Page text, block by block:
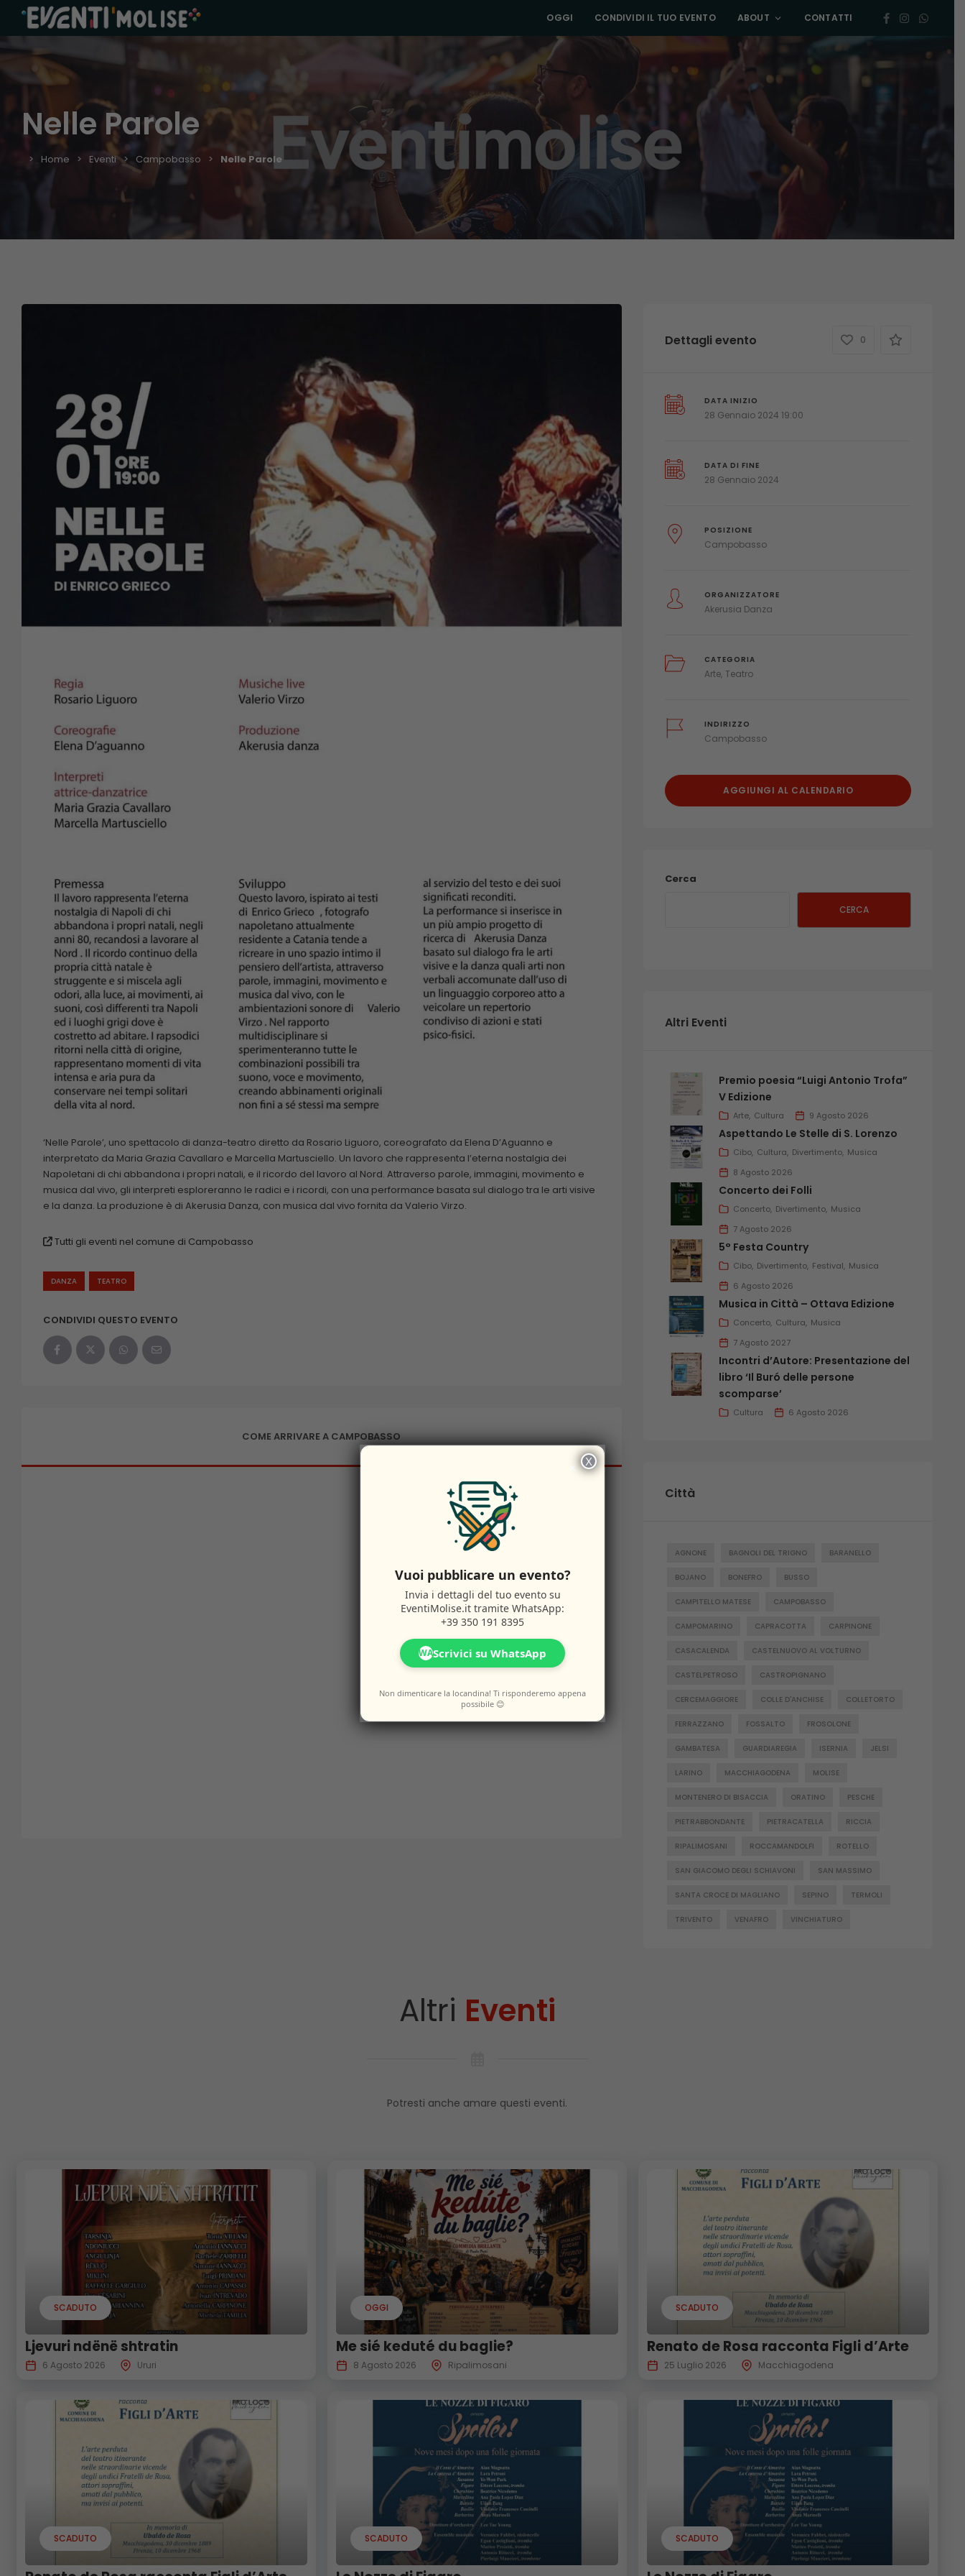
OGGI CONDIVIDI IL TUO EVENTO ABOUT CONTATTI
Nelle Parole
Home Eventi Campobasso Nelle Parole
‘Nelle Parole’, uno spettacolo di danza-teatro diretto da Rosario Liguoro, coreografato da Elena D’Aguanno e
interpretato da Maria Grazia Cavallaro e Marcella Martusciello. Un lavoro che rappresenta l’eterna nostalgia dei
Napoletani di chi abbandona i propri natali, e il ricordo del lavoro al Nord. Attraverso parole, immagini, movimento e
musica dal vivo, gli interpreti esploreranno le radici e i ricordi, con una performance basata sul dialogo tra le arti visive
e la danza. La produzione è di Akerusia Danza, con musica dal vivo fornita da Valerio Virzo.
Tutti gli eventi nel comune di Campobasso
DANZA TEATRO
CONDIVIDI QUESTO EVENTO
COME ARRIVARE A CAMPOBASSO
Dettagli evento 0
DATA INIZIO
28 Gennaio 2024 19:00
DATA DI FINE
28 Gennaio 2024
POSIZIONE
Campobasso
ORGANIZZATORE
Akerusia Danza
CATEGORIA
Arte Teatro
INDIRIZZO
Campobasso
AGGIUNGI AL CALENDARIO
Cerca
CERCA
Altri Eventi
Premio poesia “Luigi Antonio Trofa”
V Edizione
Arte Cultura 9 Agosto 2026
Aspettando Le Stelle di S. Lorenzo
Cibo Cultura Divertimento Musica
8 Agosto 2026
Concerto dei Folli
Concerto Divertimento Musica
7 Agosto 2026
5° Festa Country
Cibo Divertimento Festival Musica
6 Agosto 2026
Musica in Città – Ottava Edizione
Concerto Cultura Musica
7 Agosto 2027
Incontri d’Autore: Presentazione del
libro ‘Il Buró delle persone
scomparse’
Cultura 6 Agosto 2026
Città
AGNONE BAGNOLI DEL TRIGNO BARANELLO
BOJANO BONEFRO BUSSO
CAMPITELLO MATESE CAMPOBASSO
CAMPOMARINO CAPRACOTTA CARPINONE
CASACALENDA CASTELNUOVO AL VOLTURNO
CASTELPETROSO CASTROPIGNANO
CERCEMAGGIORE COLLE D'ANCHISE COLLETORTO
FERRAZZANO FOSSALTO FROSOLONE
GAMBATESA GUARDIAREGIA ISERNIA JELSI
LARINO MACCHIAGODENA MOLISE
MONTENERO DI BISACCIA ORATINO PESCHE
PIETRABBONDANTE PIETRACATELLA RICCIA
RIPALIMOSANI ROCCAMANDOLFI ROTELLO
SAN GIACOMO DEGLI SCHIAVONI SAN MASSIMO
SANTA CROCE DI MAGLIANO SEPINO TERMOLI
TRIVENTO VENAFRO VINCHIATURO
Altri Eventi
Potresti anche amare questi eventi.
SCADUTO
Ljevuri ndënë shtratin
6 Agosto 2026 Ururi
OGGI
Me sié keduté du baglie?
8 Agosto 2026 Ripalimosani
SCADUTO
Renato de Rosa racconta Figli d’Arte
25 Luglio 2026 Macchiagodena
SCADUTO SCADUTO SCADUTO
×
Vuoi pubblicare un evento?
Invia i dettagli del tuo evento su
EventiMolise.it tramite WhatsApp:
+39 350 191 8395
WAScrivici su WhatsApp
Non dimenticare la locandina! Ti risponderemo appena
possibile 😊
X